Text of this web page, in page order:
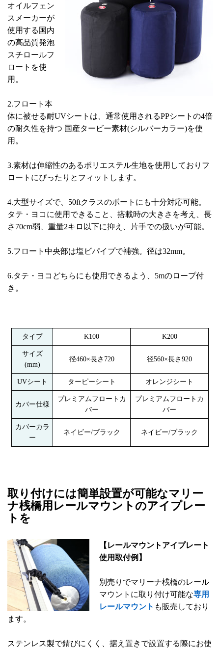
オイルフェン
スメーカーが
使用する国内
の高品質発泡
スチロールフ
ロートを使
用。
2.フロート本
体に被せる耐UVシートは、通常使用されるPPシートの4倍
の耐久性を持つ 国産タービー素材(シルバーカラー)を使
用。
3.素材は伸縮性のあるポリエステル生地を使用しておりフ
ロートにぴったりとフィットします。
4.大型サイズで、50ftクラスのボートにも十分対応可能。
タテ・ヨコに使用できること、搭載時の大きさを考え、長
さ70cm弱、重量2キロ以下に抑え、片手での扱いが可能。
5.フロート中央部は塩ビパイプで補強。径は32mm。
6.タテ・ヨコどちらにも使用できるよう、5mのロープ付
き。
タイプ K100 K200
サイズ
(mm)
径460×長さ720 径560×長さ920
UVシート ターピーシート オレンジシート
カバー仕様
プレミアムフロートカ
バー
プレミアムフロートカ
バー
カバーカラ
ー
ネイビー/ブラック ネイビー/ブラック
取り付けには簡単設置が可能なマリー
ナ桟橋用レールマウントのアイプレー
トを
【レールマウントアイプレート
使用取付例】
別売りでマリーナ桟橋のレール
マウントに取り付け可能な専用
レールマウント も販売しており
ます。
ステンレス製で錆びにくく、据え置きで設置する際にお使